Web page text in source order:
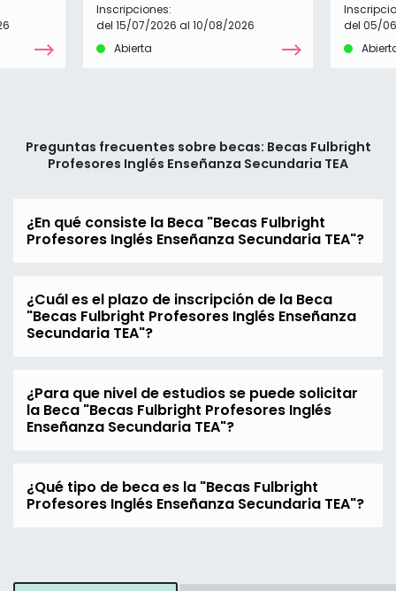
Inscripciones:
del 15/07/2026 al 10/08/2026
Abierta
del 05/
Preguntas frecuentes sobre becas: Becas Fulbright
Profesores Inglés Enseñanza Secundaria TEA
¿En qué consiste la Beca "Becas Fulbright
Profesores Inglés Enseñanza Secundaria TEA"?
¿Cuál es el plazo de inscripción de la Beca
"Becas Fulbright Profesores Inglés Enseñanza
Secundaria TEA"?
¿Para que nivel de estudios se puede solicitar
la Beca "Becas Fulbright Profesores Inglés
Enseñanza Secundaria TEA"?
¿Qué tipo de beca es la "Becas Fulbright
Profesores Inglés Enseñanza Secundaria TEA"?